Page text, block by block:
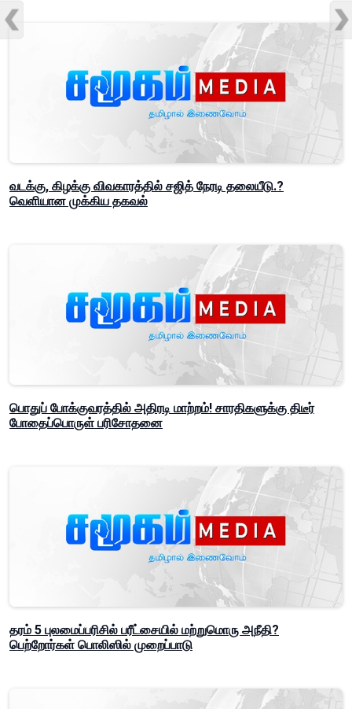
வடக்கு, கிழக்கு விவகாரத்தில் சஜித் நேரடி தலையீடு.?
வெளியான முக்கிய தகவல்
பொதுப் போக்குவரத்தில் அதிரடி மாற்றம்! சாரதிகளுக்கு திடீர்
போதைப்பொருள் பரிசோதனை
தரம் 5 புலமைப்பரிசில் பரீட்சையில் மற்றுமொரு அநீதி?
பெற்றோர்கள் பொலிஸில் முறைப்பாடு